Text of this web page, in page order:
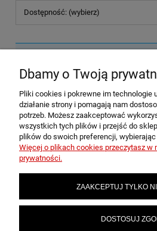
Dostępność: (wybierz)
POMOC
MOJE
Dbamy o Twoją
Pliki cookies i pokrewne im technologie
działanie strony i pomagają nam
potrzeb. Możesz zaakceptować
wszystkich tych plików i przejść do
plików do swoich preferencji,
Więcej o plikach cookies przeczytasz w
prywatności.
ZAAKCEPTUJ TYLKO
DOSTOSUJ